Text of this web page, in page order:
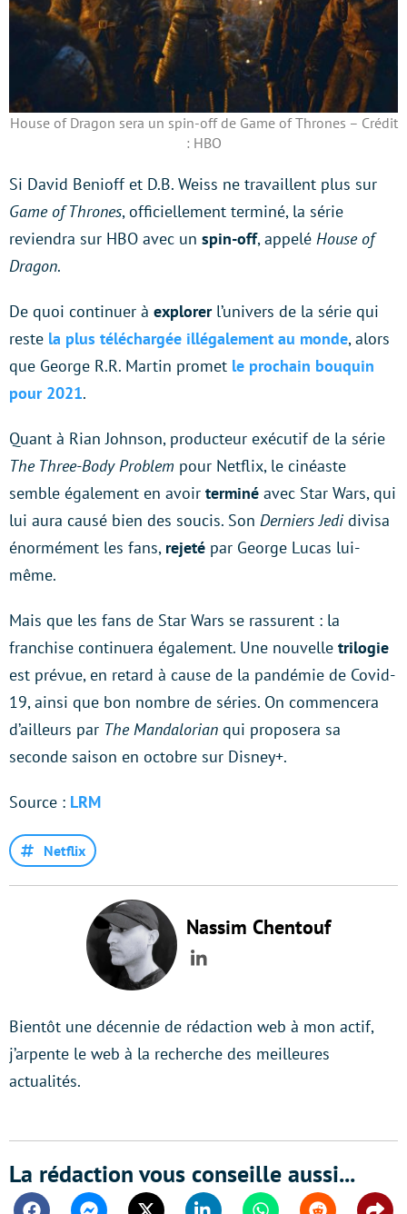
House of Dragon sera un spin-off de Game of Thrones – Crédit
: HBO
Si David Benioff et D.B. Weiss ne travaillent plus sur
Game of Thrones, officiellement terminé, la série
reviendra sur HBO avec un spin-off, appelé House of
Dragon.
De quoi continuer à explorer l’univers de la série qui
reste la plus téléchargée illégalement au monde, alors
que George R.R. Martin promet le prochain bouquin
pour 2021.
Quant à Rian Johnson, producteur exécutif de la série
The Three-Body Problem pour Netflix, le cinéaste
semble également en avoir terminé avec Star Wars, qui
lui aura causé bien des soucis. Son Derniers Jedi divisa
énormément les fans, rejeté par George Lucas lui-
même.
Mais que les fans de Star Wars se rassurent : la
franchise continuera également. Une nouvelle trilogie
est prévue, en retard à cause de la pandémie de Covid-
19, ainsi que bon nombre de séries. On commencera
d’ailleurs par The Mandalorian qui proposera sa
seconde saison en octobre sur Disney+.
Source : LRM
Netflix
Nassim Chentouf
LinkedIn
Bientôt une décennie de rédaction web à mon actif,
j’arpente le web à la recherche des meilleures
actualités.
La rédaction vous conseille aussi...